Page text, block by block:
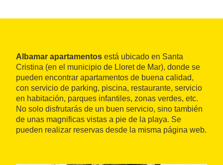
Albamar apartamentos está ubicado en Santa
Cristina (en el municipio de Lloret de Mar), donde se
pueden encontrar apartamentos de buena calidad,
con servicio de parking, piscina, restaurante, servicio
en habitación, parques infantiles, zonas verdes, etc.
No solo disfrutarás de un buen servicio, sino también
de unas magnificas vistas a pie de la playa. Se
pueden realizar reservas desde la misma página web.